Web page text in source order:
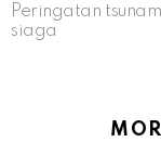
Peringatan
siaga